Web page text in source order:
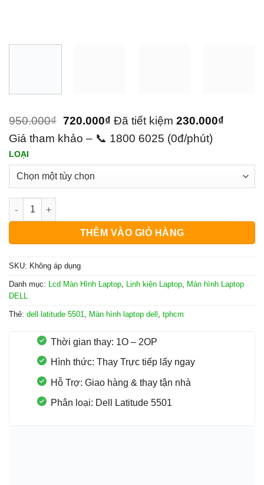
950.000₫ 720.000₫ Đã tiết kiệm 230.000₫
Giá tham khảo – 📞 1800 6025 (0đ/phút)
LOẠI
Màn Hình Laptop Dell Latitude 5501 số lượng
THÊM VÀO GIỎ HÀNG
SKU: Không áp dụng
Danh mục: Lcd Màn Hình Laptop Linh kiện Laptop
Màn hình Laptop
DELL
Thẻ: dell latitude 5501 Màn hình laptop dell tphcm
Thời gian thay: 1O – 2OP
Hình thức: Thay Trực tiếp lấy ngay
Hỗ Trợ: Giao hàng & thay tận nhà
Phân loại: Dell Latitude 5501